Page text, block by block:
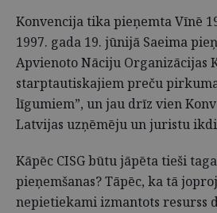
Konvencija tika pieņemta Vīnē
1997. gada 19. jūnijā Saeima
Apvienoto Nāciju Organizācijas
starptautiskajiem preču
līgumiem”, un jau drīz vien
Latvijas uzņēmēju un juristu
Kāpēc CISG būtu jāpēta tieši
pieņemšanas? Tāpēc, ka tā
nepietiekami izmantots resurss